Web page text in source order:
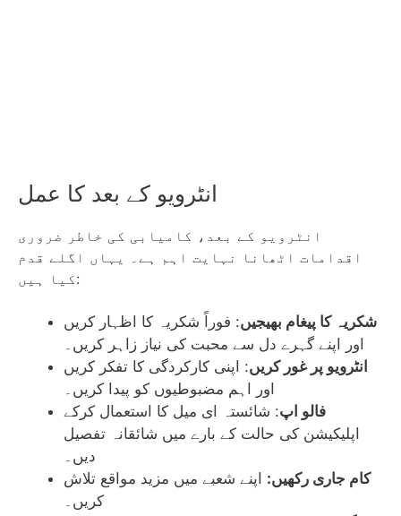
انٹرویو کے بعد کا عمل
انٹرویو کے بعد، کامیابی کی خاطر ضروری
اقدامات اٹھانا نہایت اہم ہے۔ یہاں اگلے قدم
کیا ہیں:
شکریہ کا پیغام بھیجیں: فوراً شکریہ کا اظہار کریں
اور اپنے گہرے دل سے محبت کی نیاز زاہر کریں۔
انٹرویو پر غور کریں: اپنی کارکردگی کا تفکر کریں
اور اہم مضبوطیوں کو پیدا کریں۔
فالو اپ: شائستہ ای میل کا استعمال کرکے
اپلیکیشن کی حالت کے بارے میں شائقانہ تفصیل
دیں۔
کام جاری رکھیں: اپنے شعبے میں مزید مواقع تلاش
کریں۔